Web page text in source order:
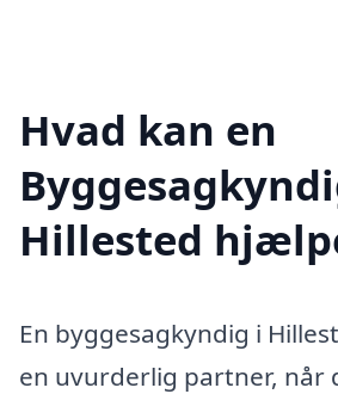
Hvad kan en
Hillested
En byggesagkyndig i
en uvurderlig partner, når